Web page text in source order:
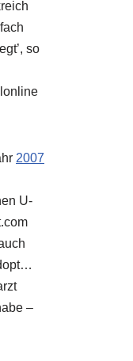
so
2007
U-
–